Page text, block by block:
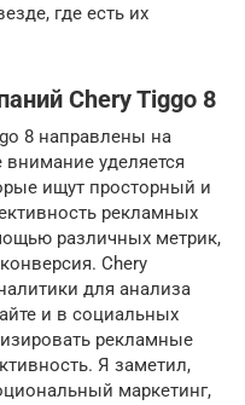
где есть их
Chery Tiggo 8
8 направлены на
уделяется
ищут просторный и
рекламных
различных метрик,
Chery
для анализа
и в социальных
рекламные
Я заметил,
маркетинг,